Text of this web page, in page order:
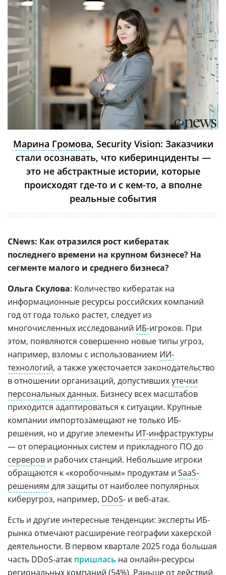
Марина Громова, Security Vision: Заказчики
стали осознавать, что киберинциденты —
это не абстрактные истории, которые
происходят где-то и с кем-то, а вполне
реальные события
CNews: Как отразился рост кибератак
последнего времени на крупном бизнесе? На
сегменте малого и среднего бизнеса?
Ольга Скулова: Количество кибератак на
информационные ресурсы российских компаний
год от года только растет, следует из
многочисленных исследований ИБ-игроков. При
этом, появляются совершенно новые типы угроз,
например, взломы с использованием ИИ-
технологий, а также ужесточается законодательство
в отношении организаций, допустившихутечки
персональных данных. Бизнесу всех масштабов
приходится адаптироваться к ситуации. Крупные
компании импортозамещают не только ИБ-
решения, но и другие элементы ИТ-инфраструктуры
— от операционных систем и прикладного ПО до
серверов и рабочих станций. Небольшие игроки
обращаются к «коробочным» продуктам и SaaS-
решениям для защиты от наиболее популярных
киберугроз, например, DDoS- и веб-атак.
Есть и другие интересные тенденции: эксперты ИБ-
рынка отмечают расширение географии хакерской
деятельности. В первом квартале 2025 года большая
часть DDoS-атак пришлась на онлайн-ресурсы
региональных компаний (54%). Раньше от действий